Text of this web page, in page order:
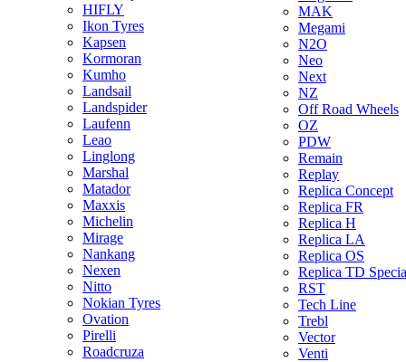
HIFLY
Ikon Tyres
Kapsen
Kormoran
Kumho
Landsail
Landspider
Laufenn
Leao
Linglong
Marshal
Matador
Maxxis
Michelin
Mirage
Nankang
Nexen
Nitto
Nokian Tyres
Ovation
Pirelli
Roadcruza
MAK
Megami
N2O
Neo
Next
NZ
Off Road Wheels
OZ
PDW
Remain
Replay
Replica Concept
Replica FR
Replica H
Replica LA
Replica OS
Replica TD
RST
Tech Line
Trebl
Vector
Venti